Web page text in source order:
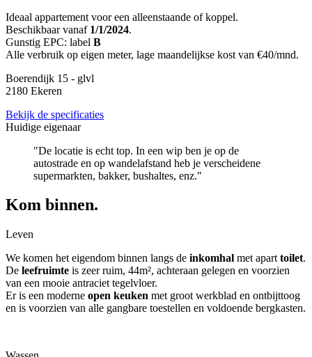
Ideaal appartement voor een alleenstaande of koppel.
Beschikbaar vanaf 1/1/2024.
Gunstig EPC: label B
Alle verbruik op eigen meter, lage maandelijkse kost van €40/mnd.
Boerendijk 15 - glvl
2180 Ekeren
Bekijk de specificaties
Huidige eigenaar
"De locatie is echt top. In een wip ben je op de
autostrade en op wandelafstand heb je verscheidene
supermarkten, bakker, bushaltes, enz."
Kom binnen.
Leven
We komen het eigendom binnen langs de inkomhal met apart toilet.
De leefruimte is zeer ruim, 44m², achteraan gelegen en voorzien
van een mooie antraciet tegelvloer.
Er is een moderne open keuken met groot werkblad en ontbijttoog
en is voorzien van alle gangbare toestellen en voldoende bergkasten.